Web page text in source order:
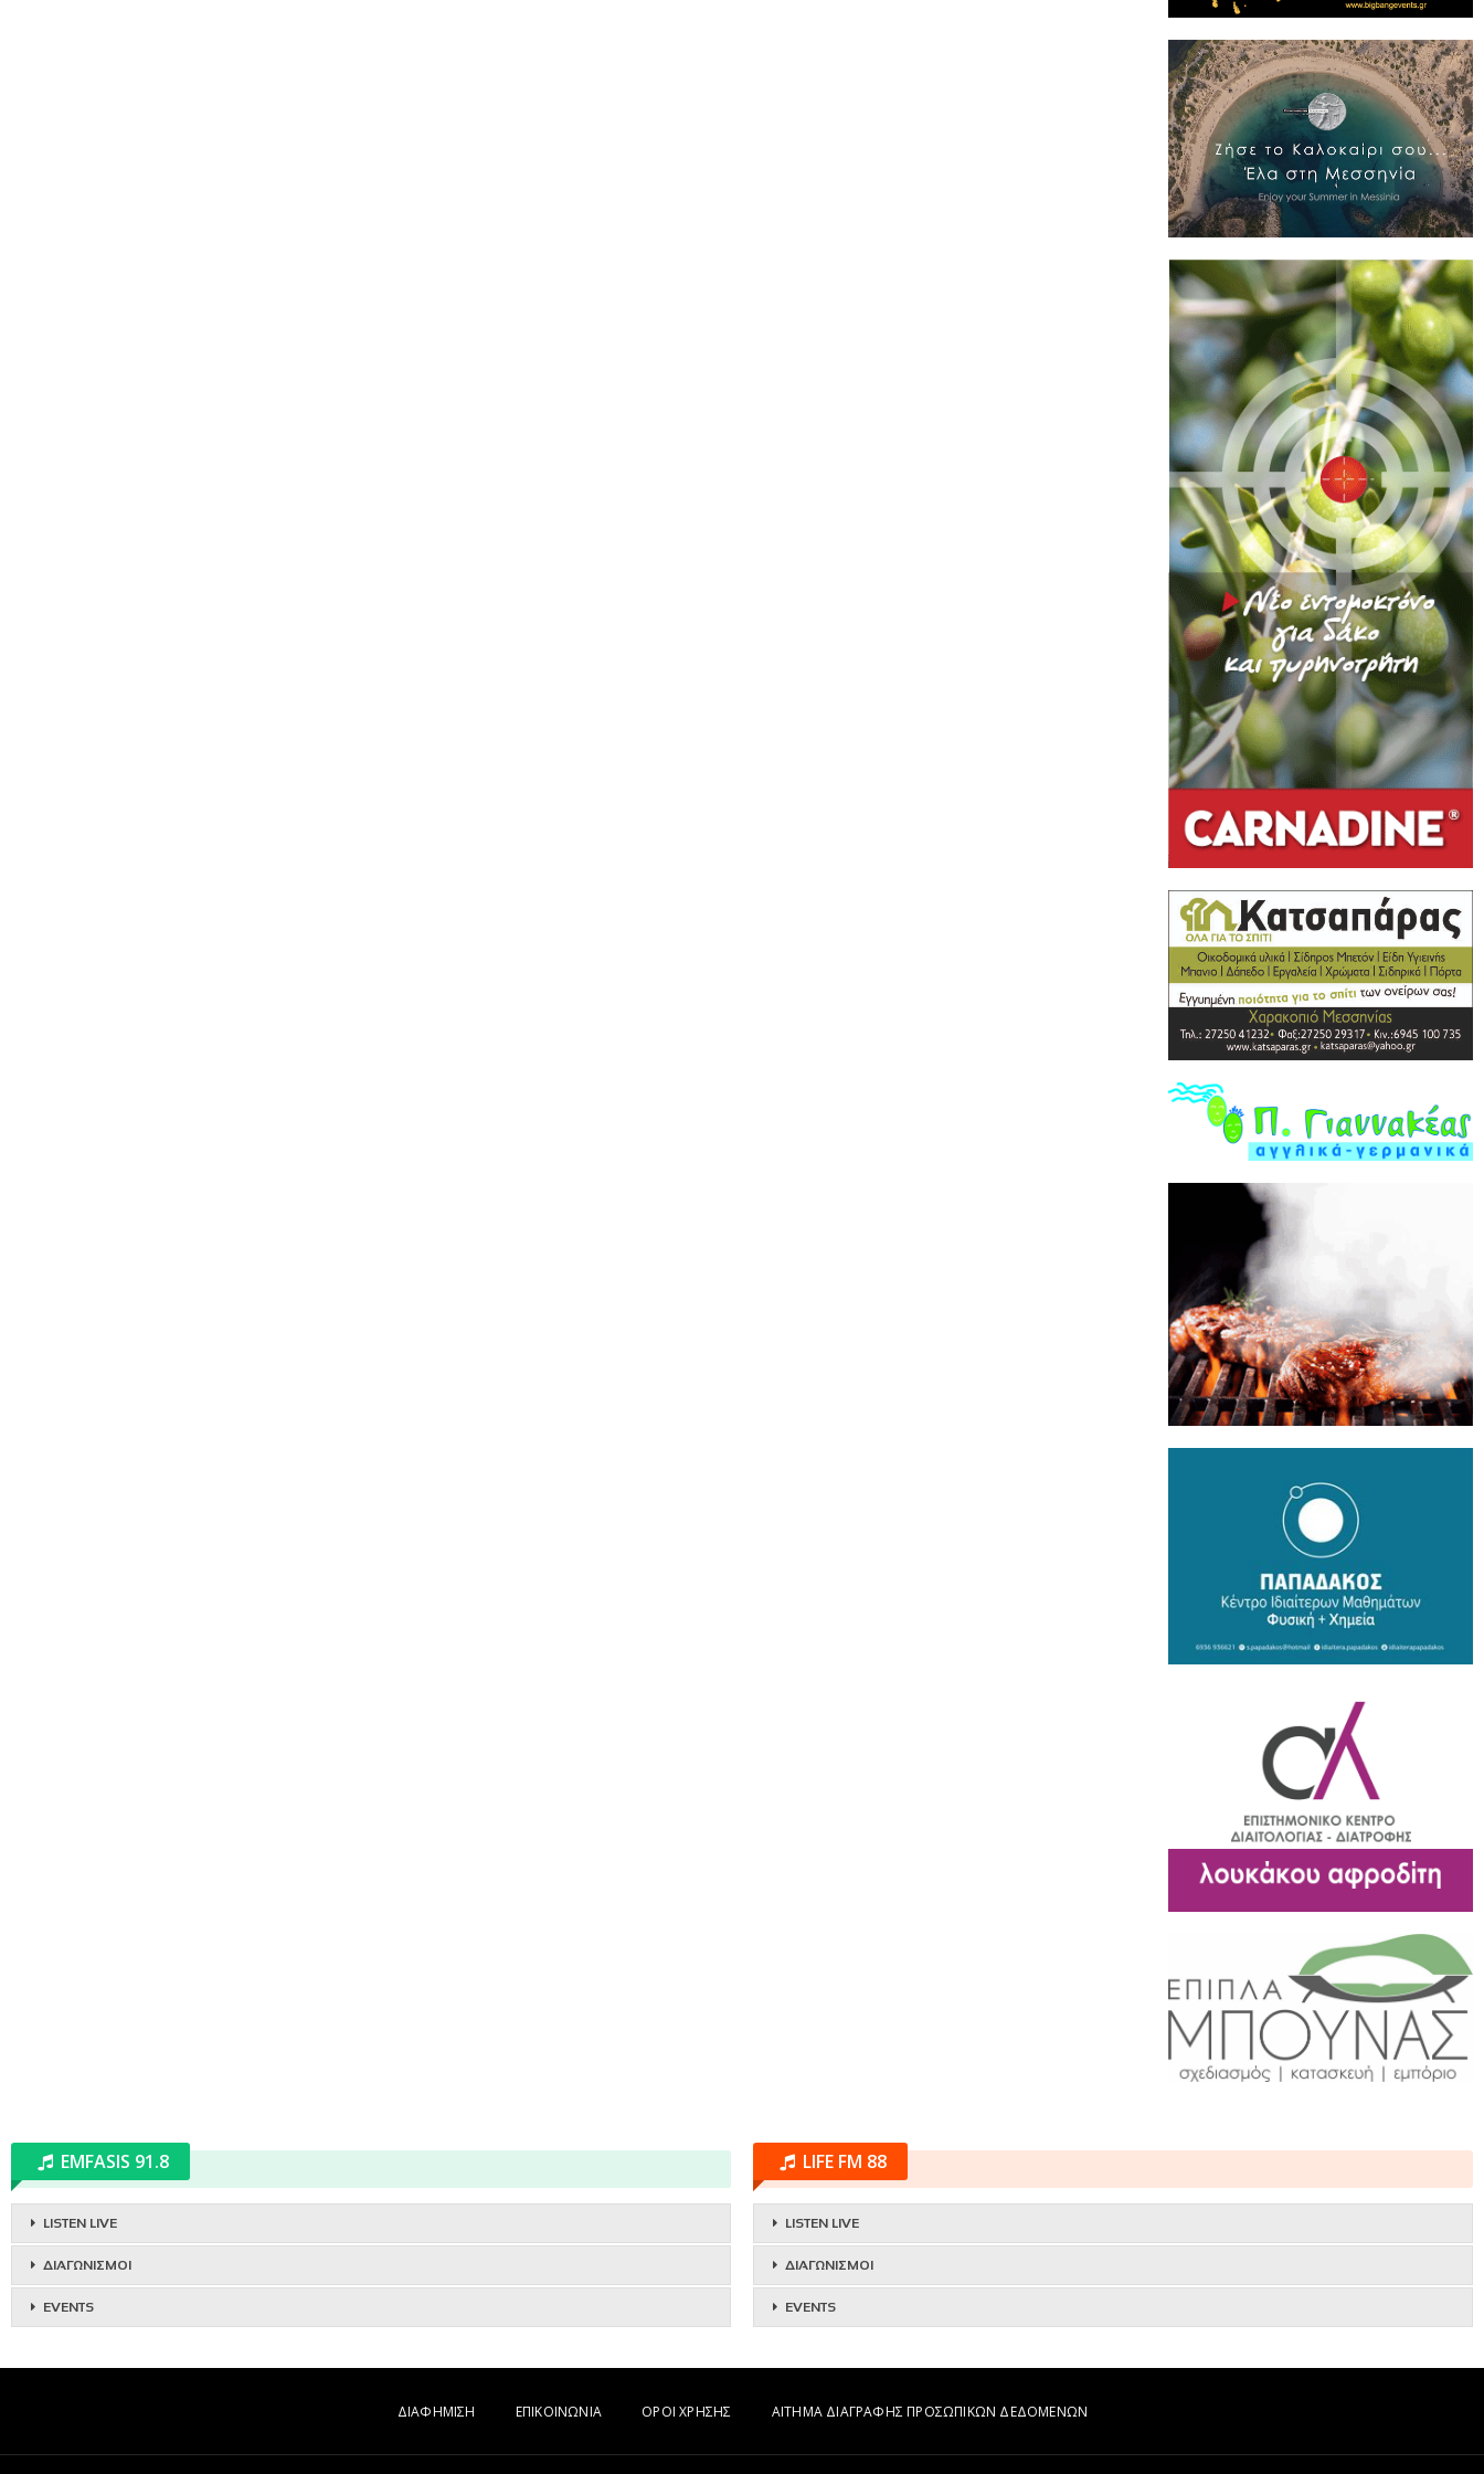
EMFASIS 91.8
LISTEN LIVE
ΔΙΑΓΩΝΙΣΜΟΙ
EVENTS
LIFE FM 88
LISTEN LIVE
ΔΙΑΓΩΝΙΣΜΟΙ
EVENTS
ΔΙΑΦΗΜΙΣΗ ΕΠΙΚΟΙΝΩΝΙΑ ΟΡΟΙ ΧΡΗΣΗΣ ΑΙΤΗΜΑ ΔΙΑΓΡΑΦΗΣ ΠΡΟΣΩΠΙΚΩΝ ΔΕΔΟΜΕΝΩΝ